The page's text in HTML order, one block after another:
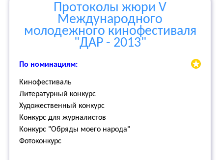
Протоколы жюри V
Международного
молодежного кинофестиваля
"ДАР - 2013"
По номинациям:
Кинофестиваль
Литературный конкурс
Художественный конкурс
Конкурс для журналистов
Конкурс "Обряды моего народа"
Фотоконкурс